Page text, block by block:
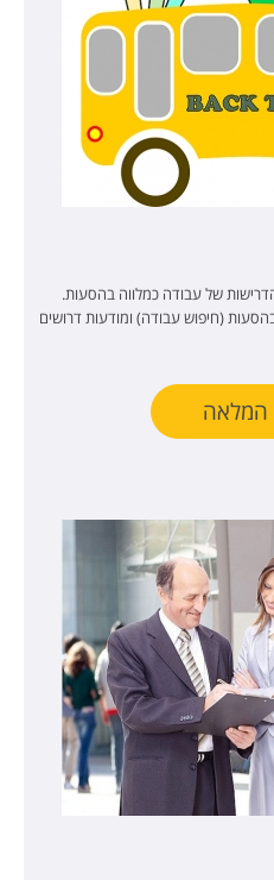
של עבודה כמלווה בהסעות.
(חיפוש עבודה) ומודעות דרושים
המלאה